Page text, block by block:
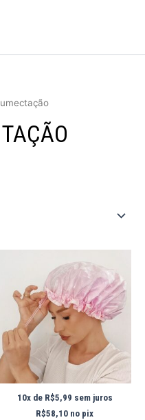
10x de R$5,99 sem juros
R$58,10 no pix